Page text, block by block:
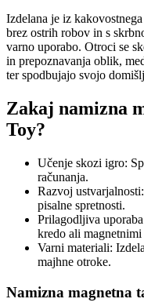
Izdelana je iz
brez ostrih robov in s
varno uporabo. Otroci se
in prepoznavanja oblik,
ter spodbujajo svojo
Zakaj namizna
Toy?
Učenje skozi igro:
računanja.
Razvoj
pisalne spretnosti.
Prilagodljiva
kredo ali
Varni materiali:
majhne otroke.
Namizna magnetna